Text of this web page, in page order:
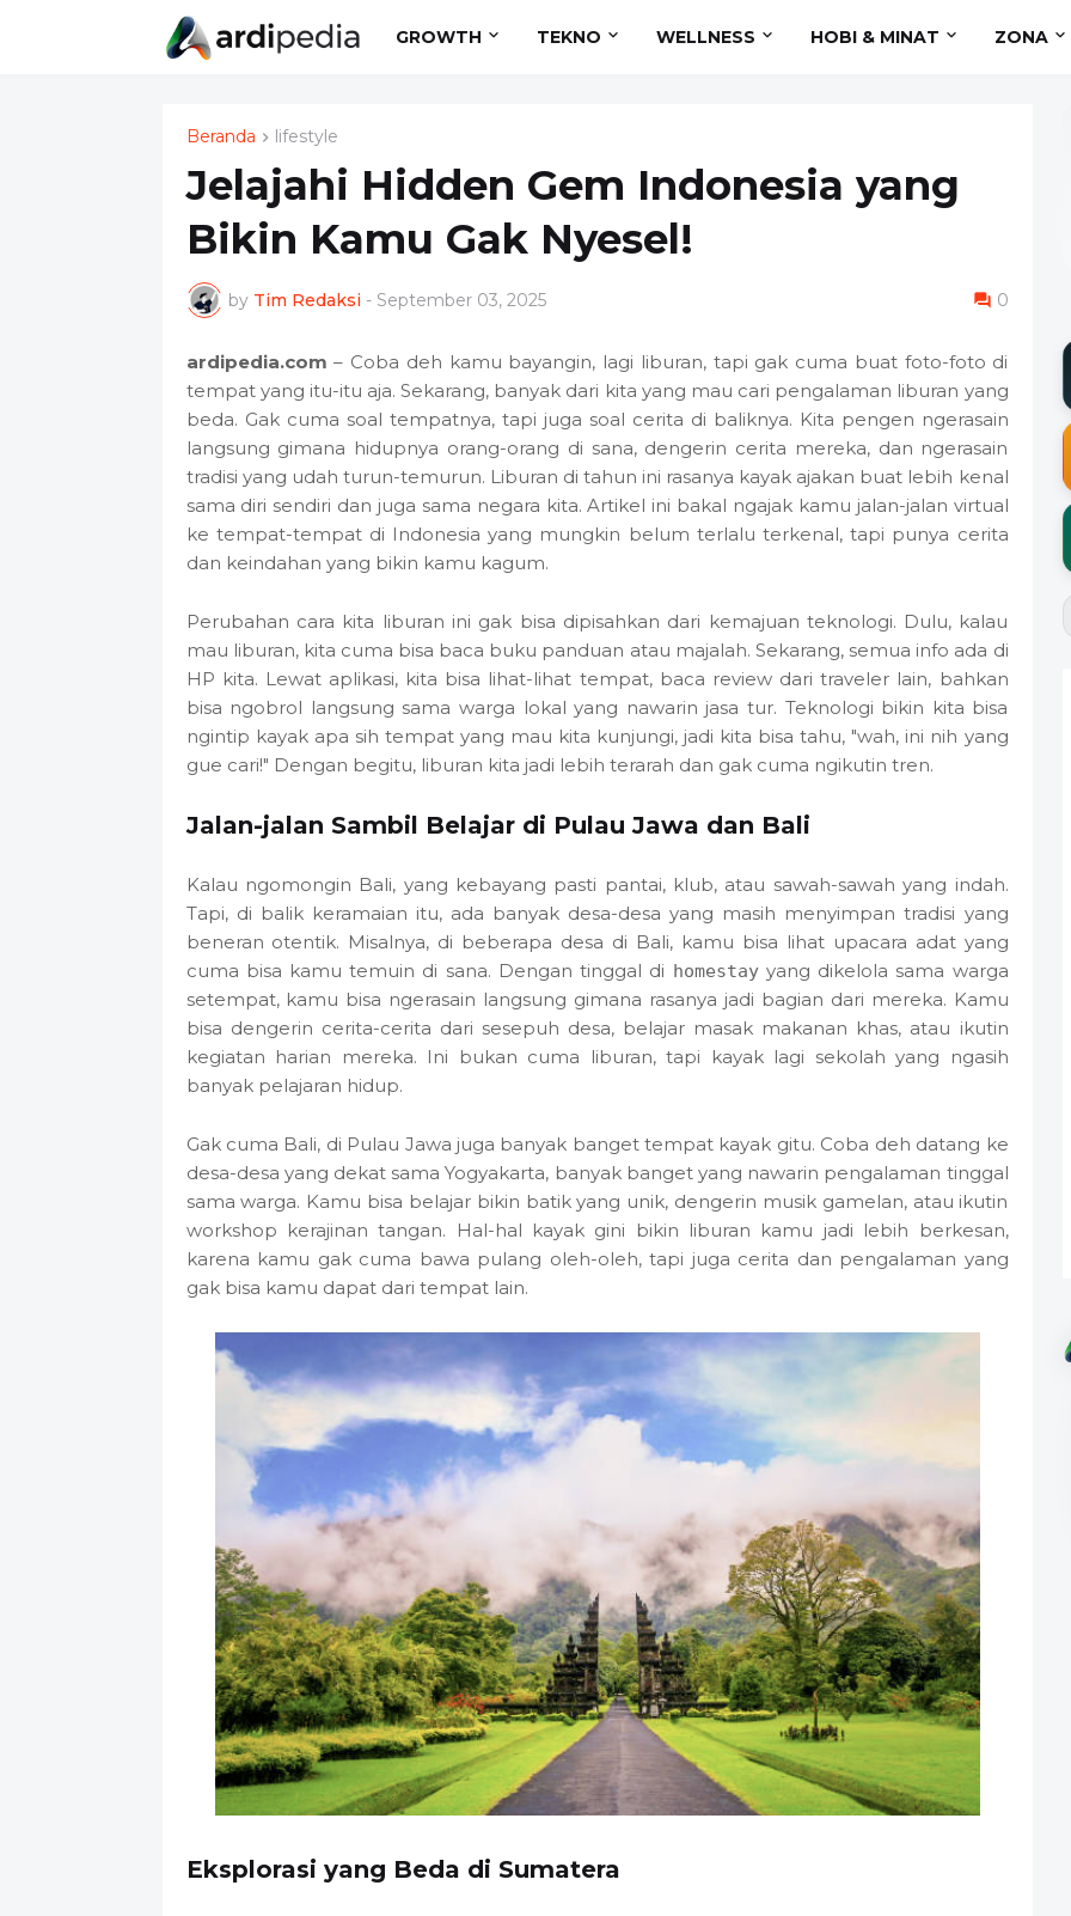
GROWTH TEKNO WELLNESS HOBI & MINAT ZONA
Beranda lifestyle
Jelajahi Hidden Gem Indonesia yang
Bikin Kamu Gak Nyesel!
by Tim Redaksi - September 03, 2025 0
ardipedia.com – Coba deh kamu bayangin, lagi liburan, tapi gak cuma buat foto-foto di
tempat yang itu-itu aja. Sekarang, banyak dari kita yang mau cari pengalaman liburan yang
beda. Gak cuma soal tempatnya, tapi juga soal cerita di baliknya. Kita pengen ngerasain
langsung gimana hidupnya orang-orang di sana, dengerin cerita mereka, dan ngerasain
tradisi yang udah turun-temurun. Liburan di tahun ini rasanya kayak ajakan buat lebih kenal
sama diri sendiri dan juga sama negara kita. Artikel ini bakal ngajak kamu jalan-jalan virtual
ke tempat-tempat di Indonesia yang mungkin belum terlalu terkenal, tapi punya cerita
dan keindahan yang bikin kamu kagum.
Perubahan cara kita liburan ini gak bisa dipisahkan dari kemajuan teknologi. Dulu, kalau
mau liburan, kita cuma bisa baca buku panduan atau majalah. Sekarang, semua info ada di
HP kita. Lewat aplikasi, kita bisa lihat-lihat tempat, baca review dari traveler lain, bahkan
bisa ngobrol langsung sama warga lokal yang nawarin jasa tur. Teknologi bikin kita bisa
ngintip kayak apa sih tempat yang mau kita kunjungi, jadi kita bisa tahu, "wah, ini nih yang
gue cari!" Dengan begitu, liburan kita jadi lebih terarah dan gak cuma ngikutin tren.
Jalan-jalan Sambil Belajar di Pulau Jawa dan Bali
Kalau ngomongin Bali, yang kebayang pasti pantai, klub, atau sawah-sawah yang indah.
Tapi, di balik keramaian itu, ada banyak desa-desa yang masih menyimpan tradisi yang
beneran otentik. Misalnya, di beberapa desa di Bali, kamu bisa lihat upacara adat yang
cuma bisa kamu temuin di sana. Dengan tinggal di homestayyang dikelola sama warga
setempat, kamu bisa ngerasain langsung gimana rasanya jadi bagian dari mereka. Kamu
bisa dengerin cerita-cerita dari sesepuh desa, belajar masak makanan khas, atau ikutin
kegiatan harian mereka. Ini bukan cuma liburan, tapi kayak lagi sekolah yang ngasih
banyak pelajaran hidup.
Gak cuma Bali, di Pulau Jawa juga banyak banget tempat kayak gitu. Coba deh datang ke
desa-desa yang dekat sama Yogyakarta, banyak banget yang nawarin pengalaman tinggal
sama warga. Kamu bisa belajar bikin batik yang unik, dengerin musik gamelan, atau ikutin
workshop kerajinan tangan. Hal-hal kayak gini bikin liburan kamu jadi lebih berkesan,
karena kamu gak cuma bawa pulang oleh-oleh, tapi juga cerita dan pengalaman yang
gak bisa kamu dapat dari tempat lain.
Eksplorasi yang Beda di Sumatera